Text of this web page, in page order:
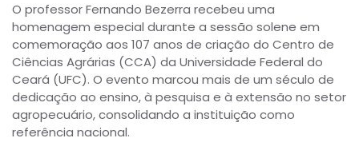
O professor Fernando Bezerra recebeu uma
homenagem especial durante a sessão solene em
comemoração aos 107 anos de criação do Centro de
Ciências Agrárias (CCA) da Universidade Federal do
Ceará (UFC). O evento marcou mais de um século de
dedicação ao ensino, à pesquisa e à extensão no setor
agropecuário, consolidando a instituição como
referência nacional.